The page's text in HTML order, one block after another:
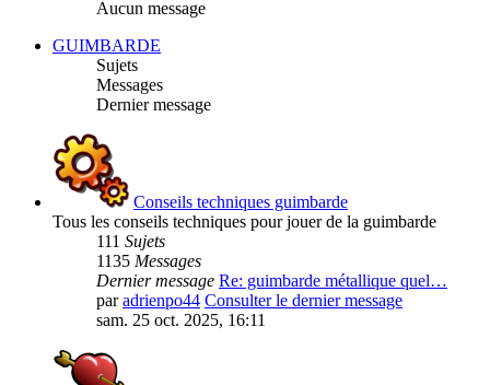
Aucun message
GUIMBARDE
Sujets
Messages
Dernier message
Conseils techniques guimbarde
Tous les conseils techniques pour jouer de la guimbarde
111 Sujets
1135 Messages
Dernier message Re: guimbarde métallique quel…
paradrienpo44 Consulter le dernier message
sam. 25 oct. 2025, 16:11